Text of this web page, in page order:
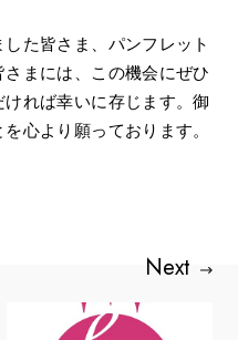
た皆さま、パンフレット
まには、この機会にぜひ
れば幸いに存じます。御
心より願っております。